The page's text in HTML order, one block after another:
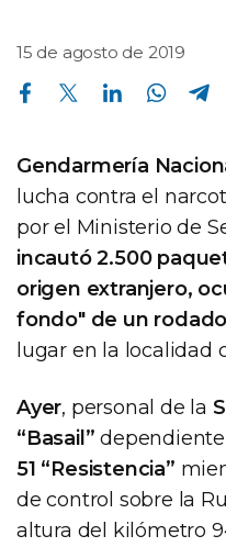
15 de agosto de 2019
Compartir en Facebook Compartir en Twitter Compartir en Linkedin Compartir en Whatsapp
Gendarmería
lucha contra el
por el Ministerio de
incautó 2.500
origen extranjero,
fondo" de un
lugar en la localidad
Ayer, personal de la
“Basail” dependiente
51 “Resistencia”
de control sobre la
altura del kilómetro